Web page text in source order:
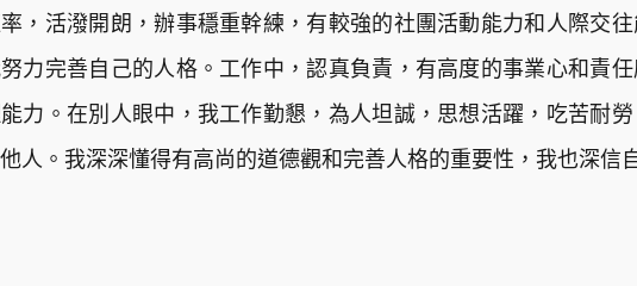
，活潑開朗，辦事穩重幹練，有較強的社團活動能力和人際交
力完善自己的人格。工作中，認真負責，有高度的事業心和責
力。在別人眼中，我工作勤懇，為人坦誠，思想活躍，吃苦耐
人。我深深懂得有高尚的道德觀和完善人格的重要性，我也深信